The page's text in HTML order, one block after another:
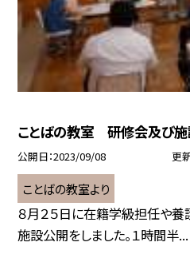
ことばの教室 研修会及び
公開日 2023/09/08 更
ことばの教室より
８月２５日に在籍学級担任や
施設公開をしました。１時間半...